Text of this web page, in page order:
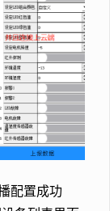
配置成功